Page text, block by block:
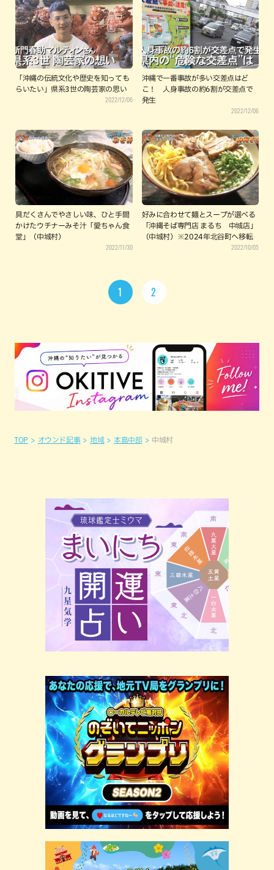
「沖縄の伝統文化や歴史を知っても
らいたい」県系3世の陶芸家の思い
2022/12/06
沖縄で一番事故が多い交差点はど
こ！ 人身事故の約6割が交差点で
発生
2022/12/06
具だくさんでやさしい味、ひと手間
かけたウチナーみそ汁「愛ちゃん食
堂」（中城村）
2022/11/30
好みに合わせて麺とスープが選べる
「沖縄そば専門店 まるち 中城店」
（中城村）※2024年北谷町へ移転
2022/10/05
1 2
TOP オウンド記事 地域 本島中部 中城村